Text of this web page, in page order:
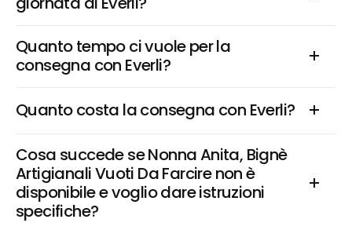
Quanto tempo ci vuole per la
consegna con Everli?
Quanto costa la consegna con Everli?
Cosa succede se Nonna Anita, Bignè
Artigianali Vuoti Da Farcire non è
disponibile e voglio dare istruzioni
specifiche?